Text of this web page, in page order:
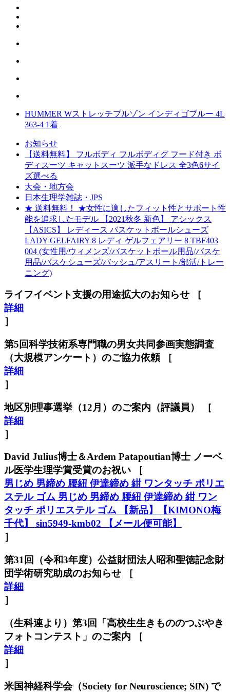
HUMMER Wストレッチブルゾン インディゴブルー 4L
363-4 1着
お知らせ
【送料無料】 フルボディ フルボディグ フード付き ボ
ディスーツ キャットスーツ 派手なドレス 全3色6サイ
ズ選べる
大会・地方会
日本生理学雑誌・JPS
★ 送料無料！ ★女性に適したフィット性とサポート性
能を追求したモデル 【2021秋冬 新色】 アシックス
【ASICS】 レディース バスケットボールシューズ
LADY GELFAIRY 8 レディ ゲルフェアリー 8 TBF403
004 (女性用/ウィメンズ/バスケットボール用品/バスケ
用品/バスケシューズ/バッシュ/アスリート/部活/トレー
ニング)
ライフイベント支援の用途拡大のお知らせ ［
詳細
］
第5回科学技術系専門職の男女共同参画実態調査
（大規模アンケート）のご協力依頼 ［
詳細
］
地区別理事選挙（12月）のご案内（評議員） ［
詳細
］
David Julius博士＆Ardem Patapoutian博士 ノーベ
ル医学生理学賞受賞のお祝い ［
男じめ 男締め 腰紐 伊達締め 紺 ワンタッチ ポリエ
ステル ゴム 男じめ 男締め 腰紐 伊達締め 紺 ワン
タッチ ポリエステル ゴム 【新品】【KIMONO梅
千代】 sin5949-kmb02 【メール便可能】
］
第31回（令和3年度）公益財団法人昭和聖徳記念財
団学術研究助成のお知らせ ［
詳細
］
（生科連より）第3回「高校生生きもののつぶやき
フォトコンテスト」のご案内 ［
詳細
］
米国神経科学会（Society for Neuroscience; SfN) で